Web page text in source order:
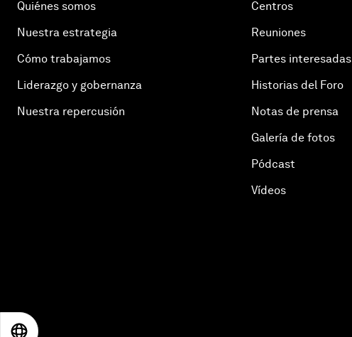
Quiénes somos
Nuestra estrategia
Cómo trabajamos
Liderazgo y gobernanza
Nuestra repercusión
Centros
Reuniones
Partes interesadas
Historias del Foro
Notas de prensa
Galería de fotos
Pódcast
Vídeos